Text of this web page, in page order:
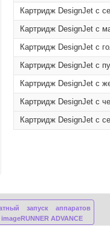
Картридж DesignJet с
Картридж DesignJet с
Картридж DesignJet с
Картридж DesignJet с
Картридж DesignJet с
Картридж DesignJet с
Картридж DesignJet с
запуск аппаратов
ADVANCE